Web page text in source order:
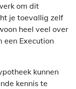
om dit
je toevallig zelf
heel veel over
een Execution
kunnen
kennis te